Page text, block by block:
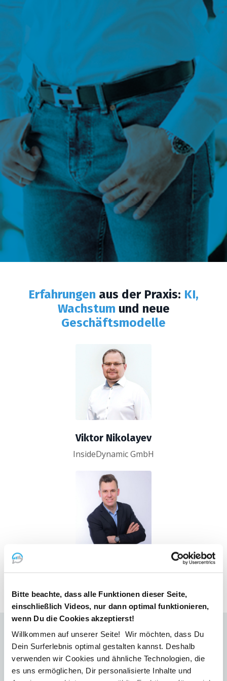
Bitte beachte, dass alle Funktionen dieser Seite,
einschließlich Videos, nur dann optimal funktionieren,
wenn Du die Cookies akzeptierst!
Willkommen auf unserer Seite! Wir möchten, dass Du
Dein Surferlebnis optimal gestalten kannst. Deshalb
verwenden wir Cookies und ähnliche Technologien, die
es uns ermöglichen, Dir personalisierte Inhalte und
Damit Du KI-Leistungen schneller und
bei Kunden umsetzt.
Neue Kunden gewinnen
Erfahre, wie andere IT-Unternehmer mit
Leads und Kunden gewinnen.
Und warum sich die Nachfrage im IT-
gerade massiv verändert.
Zukunftssicher wachsen
Verstehe, warum klassische IT-Services
nicht mehr ausreichen.
Und wie Du Dein Unternehmen jetzt
richtig positionierst.
Erfahrungen aus der Praxis: KI,
Wachstum und neue
Geschäftsmodelle
Viktor Nikolayev
InsideDynamic GmbH
So verändert KI Dein IT-
Unternehmen im